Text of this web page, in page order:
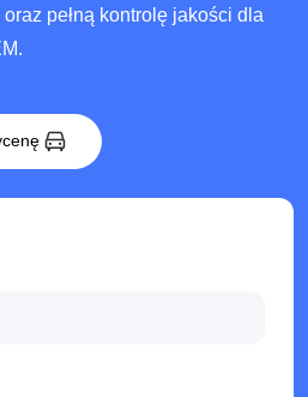
pełną kontrolę jakości dla